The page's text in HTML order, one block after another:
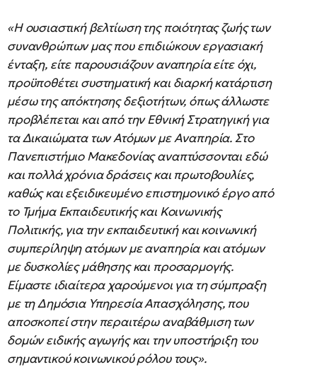
«Η ουσιαστική βελτίωση της ποιότητας ζωής των
συνανθρώπων μας που επιδιώκουν εργασιακή
ένταξη, είτε παρουσιάζουν αναπηρία είτε όχι,
προϋποθέτει συστηματική και διαρκή κατάρτιση
μέσω της απόκτησης δεξιοτήτων, όπως άλλωστε
προβλέπεται και από την Εθνική Στρατηγική για
τα Δικαιώματα των Ατόμων με Αναπηρία. Στο
Πανεπιστήμιο Μακεδονίας αναπτύσσονται εδώ
και πολλά χρόνια δράσεις και πρωτοβουλίες,
καθώς και εξειδικευμένο επιστημονικό έργο από
το Τμήμα Εκπαιδευτικής και Κοινωνικής
Πολιτικής, για την εκπαιδευτική και κοινωνική
συμπερίληψη ατόμων με αναπηρία και ατόμων
με δυσκολίες μάθησης και προσαρμογής.
Είμαστε ιδιαίτερα χαρούμενοι για τη σύμπραξη
με τη Δημόσια Υπηρεσία Απασχόλησης, που
αποσκοπεί στην περαιτέρω αναβάθμιση των
δομών ειδικής αγωγής και την υποστήριξη του
σημαντικού κοινωνικού ρόλου τους».